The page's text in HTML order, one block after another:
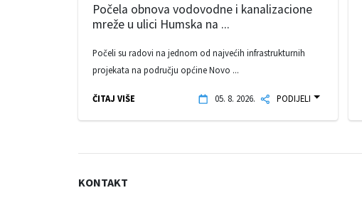
Počela obnova vodovodne i kanalizacione
mreže u ulici Humska na ...
Počeli su radovi na jednom od najvećih infrastrukturnih
projekata na području općine Novo ...
ČITAJ VIŠE 05. 8. 2026. PODIJELI
KONTAKT